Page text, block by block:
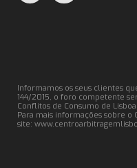
Informamos os seus clientes
144/2015, o foro competente
Conflitos de Consumo de Lisboa.
Para mais informações sobre
site: